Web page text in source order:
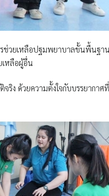
รช่วยเหลือปฐมพยาบาลขั้นพื้นฐา
หลือผู้อื่น
ง ด้วยความตั้งใจกับบรรยากาศที่